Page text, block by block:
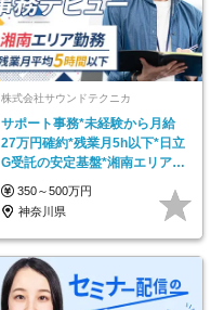
株式会社サウンドテクニカ
サポート事務*未経験から月給
27万円確約*残業月5h以下*日立
G受託の安定基盤*湘南エリア勤
務
350～500万円
神奈川県